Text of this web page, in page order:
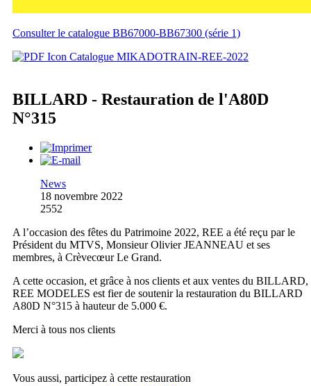
Consulter le catalogue BB67000-BB67300 (série 1)
Catalogue MIKADOTRAIN-REE-2022
BILLARD - Restauration de l'A80D
N°315
News
18 novembre 2022
2552
A l’occasion des fêtes du Patrimoine 2022, REE a été reçu par le
Président du MTVS, Monsieur Olivier JEANNEAU et ses
membres, à Crèvecœur Le Grand.
A cette occasion, et grâce à nos clients et aux ventes du BILLARD,
REE MODELES est fier de soutenir la restauration du BILLARD
A80D N°315 à hauteur de 5.000 €.
Merci à tous nos clients
Vous aussi, participez à cette restauration